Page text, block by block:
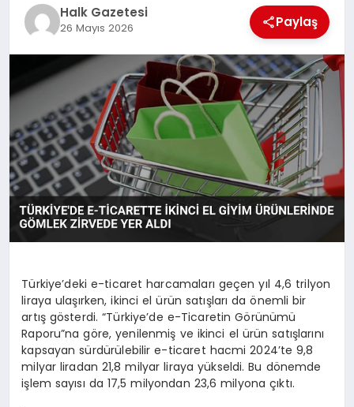
SAĞLIK
SIYASET
SPOR
TEKNOLOJI
Halk Gazetesi
26 Mayıs 2026 Paylaş
Türkiye’deki e-ticaret harcamaları geçen yıl 4,6 trilyon
liraya ulaşırken, ikinci el ürün satışları da önemli bir
artış gösterdi. “Türkiye’de e-Ticaretin Görünümü
Raporu”na göre, yenilenmiş ve ikinci el ürün satışlarını
kapsayan sürdürülebilir e-ticaret hacmi 2024’te 9,8
milyar liradan 21,8 milyar liraya yükseldi. Bu dönemde
işlem sayısı da 17,5 milyondan 23,6 milyona çıktı.